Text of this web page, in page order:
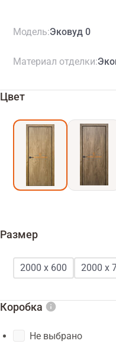
Модель Эковуд 0
Материал отделки
Цвет
Размер
2000 х 600 2000 х
Коробка
Не выбрано